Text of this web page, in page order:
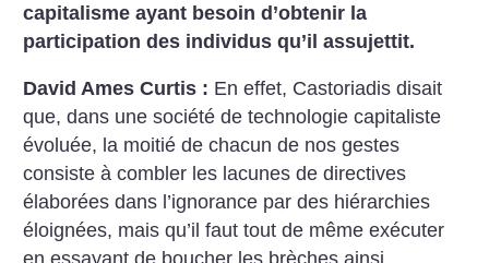
capitalisme ayant besoin d’obtenir la
participation des individus qu’il assujettit.
David Ames Curtis : En effet, Castoriadis disait
que, dans une société de technologie capitaliste
évoluée, la moitié de chacun de nos gestes
consiste à combler les lacunes de directives
élaborées dans l’ignorance par des hiérarchies
éloignées, mais qu’il faut tout de même exécuter